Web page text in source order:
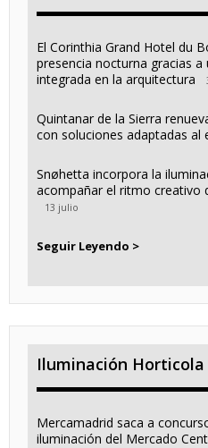
El Corinthia Grand Hotel du
presencia nocturna gracias a
integrada en la arquitectura
Quintanar de la Sierra
con soluciones adaptadas al
Snøhetta incorpora la
acompañar el ritmo creativo
13 julio
Seguir Leyendo >
Iluminación Horticola
Mercamadrid saca a
iluminación del Mercado